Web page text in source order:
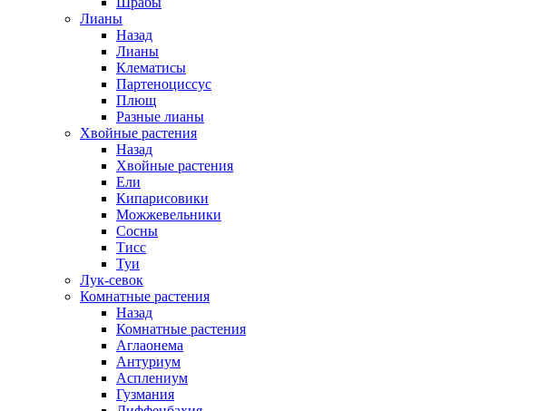
Лианы
Назад
Лианы
Клематисы
Партеноциссус
Плющ
Разные лианы
Хвойные растения
Назад
Хвойные растения
Ели
Кипарисовики
Можжевельники
Сосны
Тисс
Туи
Лук-севок
Комнатные растения
Назад
Комнатные растения
Аглаонема
Антуриум
Асплениум
Гузмания